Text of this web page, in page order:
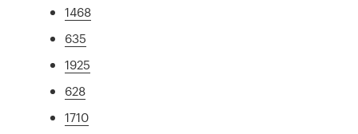
1468
635
1925
628
1710